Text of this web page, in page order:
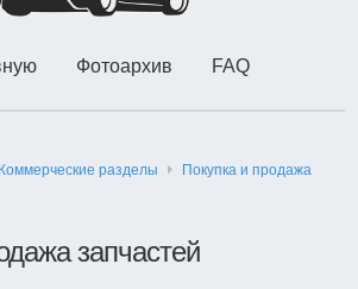
Фотоархив FAQ
Коммерческие разделы
Покупка и продажа
запчастей